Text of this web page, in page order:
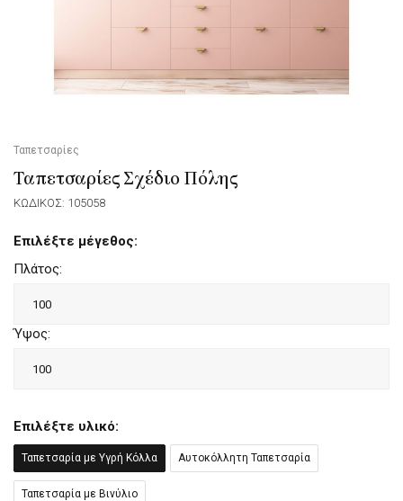
Ταπετσαρίες
Ταπετσαρίες Σχέδιο Πόλης
ΚΩΔΙΚΟΣ: 105058
Επιλέξτε μέγεθος:
Πλάτος:
Ύψος:
Επιλέξτε υλικό:
Ταπετσαρία με Υγρή Κόλλα Αυτοκόλλητη Ταπετσαρία
Ταπετσαρία με Βινύλιο